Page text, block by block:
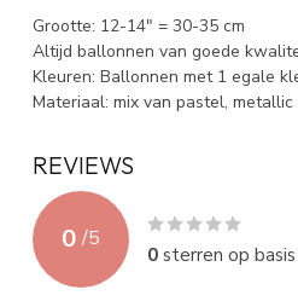
Grootte: 12-14" = 30-35 cm
Altijd ballonnen van goede
Kleuren: Ballonnen met 1 egale
Materiaal: mix van pastel, metallic
REVIEWS
0 /5
0sterren op